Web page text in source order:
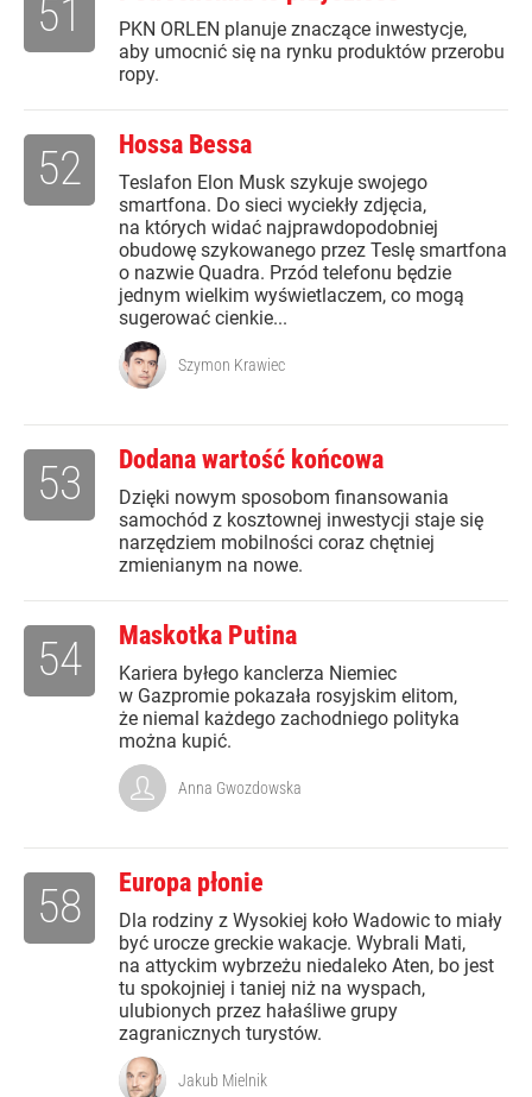
PKN ORLEN planuje znaczące inwestycje,
aby umocnić się na rynku produktów przerobu
ropy.
51
Hossa Bessa
Teslafon Elon Musk szykuje swojego
smartfona. Do sieci wyciekły zdjęcia,
na których widać najprawdopodobniej
obudowę szykowanego przez Teslę smartfona
o nazwie Quadra. Przód telefonu będzie
jednym wielkim wyświetlaczem, co mogą
sugerować cienkie...
52
Szymon Krawiec
Dodana wartość końcowa
Dzięki nowym sposobom finansowania
samochód z kosztownej inwestycji staje się
narzędziem mobilności coraz chętniej
zmienianym na nowe.
53
Maskotka Putina
Kariera byłego kanclerza Niemiec
w Gazpromie pokazała rosyjskim elitom,
że niemal każdego zachodniego polityka
można kupić.
54
Anna Gwozdowska
Europa płonie
Dla rodziny z Wysokiej koło Wadowic to miały
być urocze greckie wakacje. Wybrali Mati,
na attyckim wybrzeżu niedaleko Aten, bo jest
tu spokojniej i taniej niż na wyspach,
ulubionych przez hałaśliwe grupy
zagranicznych turystów.
58
Jakub Mielnik